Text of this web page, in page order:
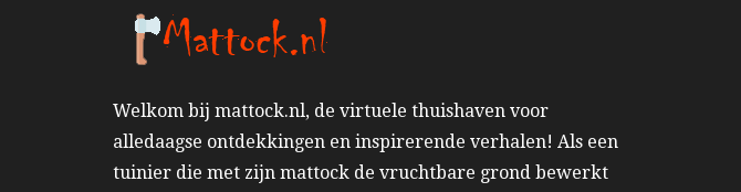
Welkom bij mattock.nl, de virtuele thuishaven voor
alledaagse ontdekkingen en inspirerende verhalen! Als een
tuinier die met zijn mattock de vruchtbare grond bewerkt